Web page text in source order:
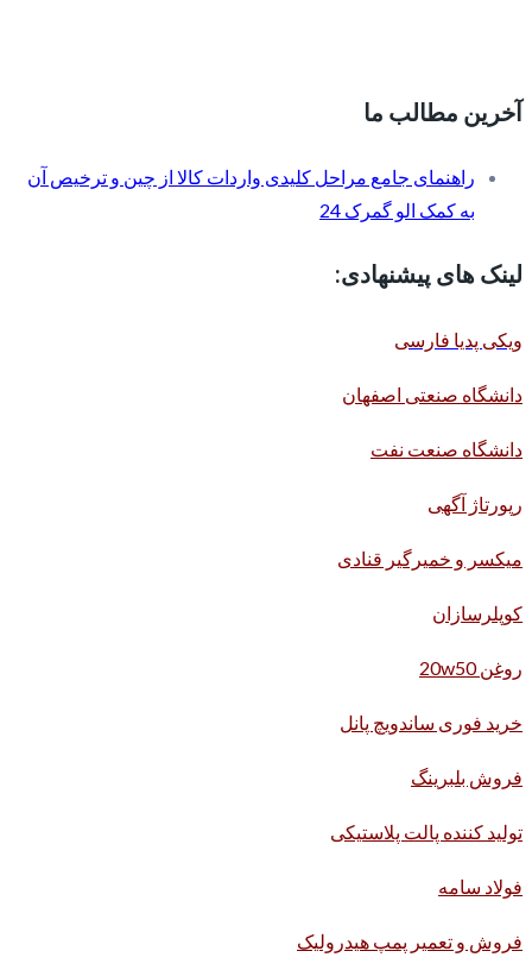
آخرین مطالب ما
راهنمای جامع مراحل کلیدی واردات کالا از چین و ترخیص آن
به کمک الو گمرک 24
لینک های پیشنهادی:
ویکی پدیا فارسی
دانشگاه صنعتی اصفهان
دانشگاه صنعت نفت
رپورتاژ آگهی
میکسر و خمیرگیر قنادی
کوپلرسازان
روغن 20w50
خرید فوری ساندویچ پانل
فروش بلبرینگ
تولید کننده پالت پلاستیکی
فولاد سامه
فروش و تعمیر پمپ هیدرولیک